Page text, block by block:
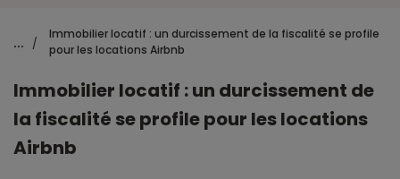
... /
Immobilier locatif : un durcissement de la fiscalité se profile
pour les locations Airbnb
Immobilier locatif : un durcissement de
la fiscalité se profile pour les locations
Airbnb